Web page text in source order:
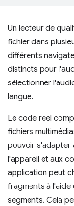
Un lecteur de
fichier dans
différents
distincts pour
sélectionner
langue.
Le code réel
fichiers
pouvoir s'adapter
l'appareil et aux
application peut
fragments à l'aide
segments. Cela